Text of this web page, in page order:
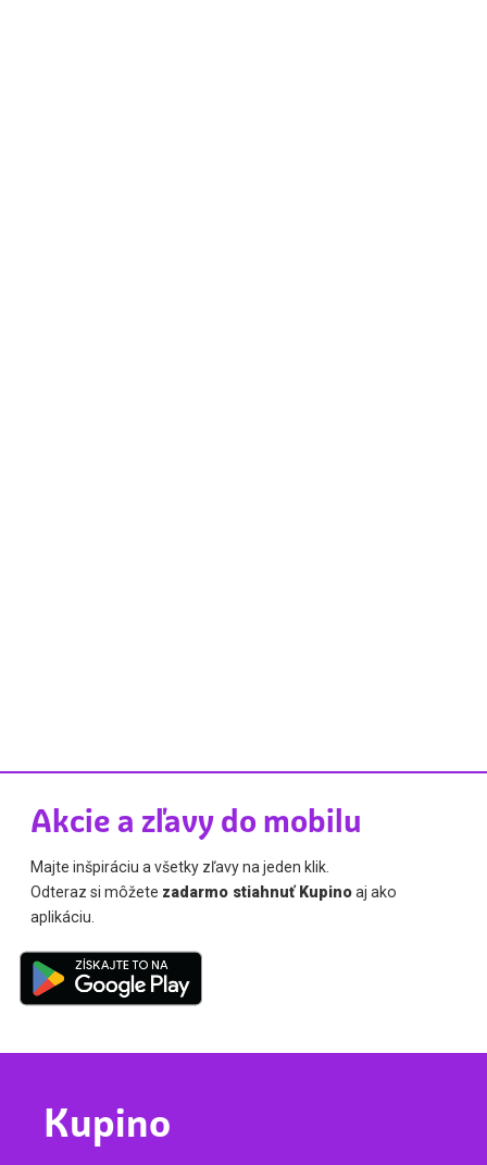
Akcie a zľavy do mobilu
Majte inšpiráciu a všetky zľavy na jeden klik.
Odteraz si môžete zadarmo stiahnuť Kupinoaj ako
aplikáciu.
Kupino